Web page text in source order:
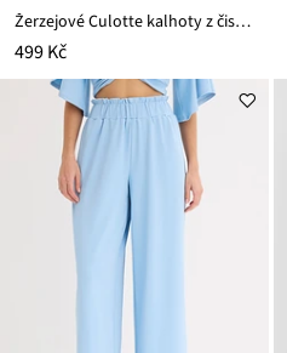
Žerzejové Culotte kalhoty z čisté organické bavlny
499 Kč